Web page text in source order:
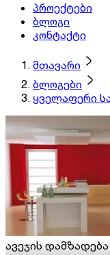
პროექტები
ბლოგი
კონტაქტი
მთავარი
ბლოგები
ყველაფერი
ავეჯის დამზადება